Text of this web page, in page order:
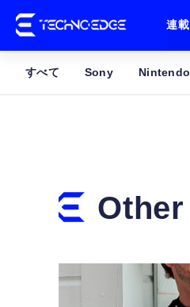
連載
すべて Sony Nintendo
Other